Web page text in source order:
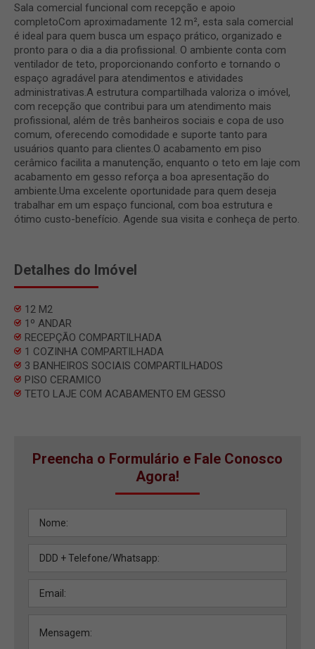
Sala comercial funcional com recepção e apoio
completoCom aproximadamente 12 m², esta sala comercial
é ideal para quem busca um espaço prático, organizado e
pronto para o dia a dia profissional. O ambiente conta com
ventilador de teto, proporcionando conforto e tornando o
espaço agradável para atendimentos e atividades
administrativas.A estrutura compartilhada valoriza o imóvel,
com recepção que contribui para um atendimento mais
profissional, além de três banheiros sociais e copa de uso
comum, oferecendo comodidade e suporte tanto para
usuários quanto para clientes.O acabamento em piso
cerâmico facilita a manutenção, enquanto o teto em laje com
acabamento em gesso reforça a boa apresentação do
ambiente.Uma excelente oportunidade para quem deseja
trabalhar em um espaço funcional, com boa estrutura e
ótimo custo-benefício. Agende sua visita e conheça de perto.
Detalhes do Imóvel
12 M2
1º ANDAR
RECEPÇÃO COMPARTILHADA
1 COZINHA COMPARTILHADA
3 BANHEIROS SOCIAIS COMPARTILHADOS
PISO CERAMICO
TETO LAJE COM ACABAMENTO EM GESSO
Preencha o Formulário e Fale Conosco
Agora!